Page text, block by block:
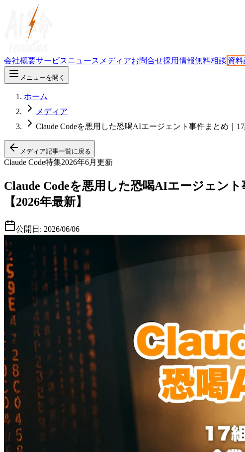
会社概要サービスニュース メディアお問合せ採用情報無料相談 資
メニューを開く
ホーム
メディア
Claude Codeを悪用した恐喝AIエージェント事件まとめ｜
メディア記事一覧に戻る
Claude Code特集2026年6月更新
Claude Codeを悪用した恐喝AIエージェン
【2026年最新】
公開日: 2026/06/06